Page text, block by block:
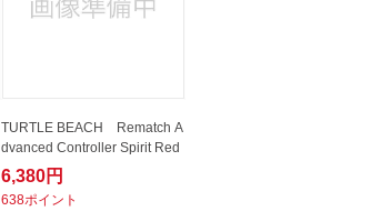
TURTLE BEACH Rematch A
dvanced Controller Spirit Red
6,380円
638ポイント